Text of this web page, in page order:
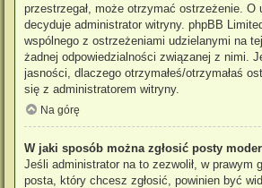
przestrzegał, może otrzymać ostrzeżenie. O
decyduje administrator witryny. phpBB
wspólnego z ostrzeżeniami udzielanymi na
żadnej odpowiedzialności związanej z nimi.
jasności, dlaczego otrzymałeś/otrzymałaś
się z administratorem witryny.
Na górę
W jaki sposób można zgłosić posty
Jeśli administrator na to zezwolił, w prawym
posta, który chcesz zgłosić, powinien być